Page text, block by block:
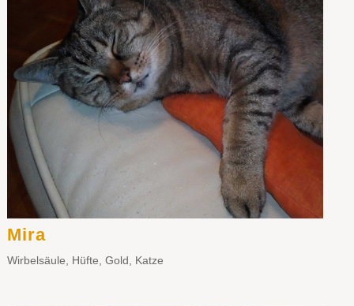
Mira
Wirbelsäule Hüfte Gold Katze